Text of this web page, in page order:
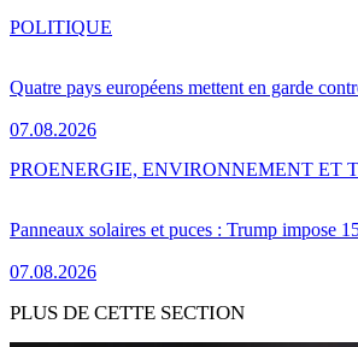
Quatre pays européens mettent en garde
07.08.2026
POLITIQUE
Panneaux solaires et puces : Trump impose
07.08.2026
PROENERGIE, ENVIRONNEMENT ET
PLUS DE CETTE SECTION